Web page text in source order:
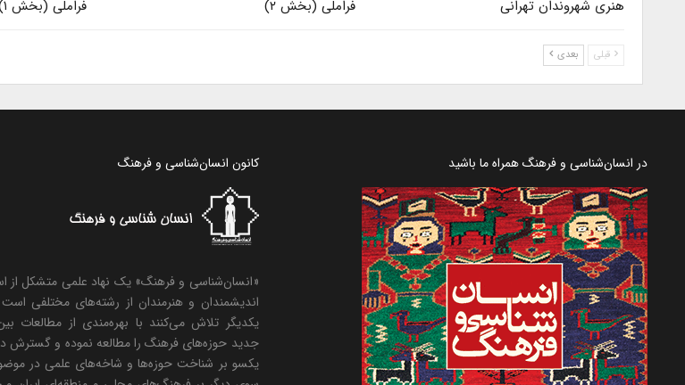
هنری شهروندان تهرانی
فراملی (بخش ۲)
فراملی (بخش ۱)
قبلی بعدی
در انسان‌شناسی و فرهنگ همراه ما باشید کانون انسان‌شناسی و فرهنگ
«انسان‌شناسی و فرهنگ» یک نهاد علمی متشکل از
اندیشمندان و هنرمندان از رشته‌های مختلفی
یکدیگر تلاش می‌کنند با بهره‌مندی از مطالعات
جدید حوزه‌های فرهنگ را مطالعه نموده و گسترش
یکسو بر شناخت حوزه‌ها و شاخه‌های علمی در